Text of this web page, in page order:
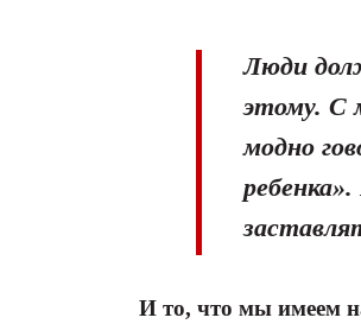
Люди
этому. С
модно
И то, что мы имеем